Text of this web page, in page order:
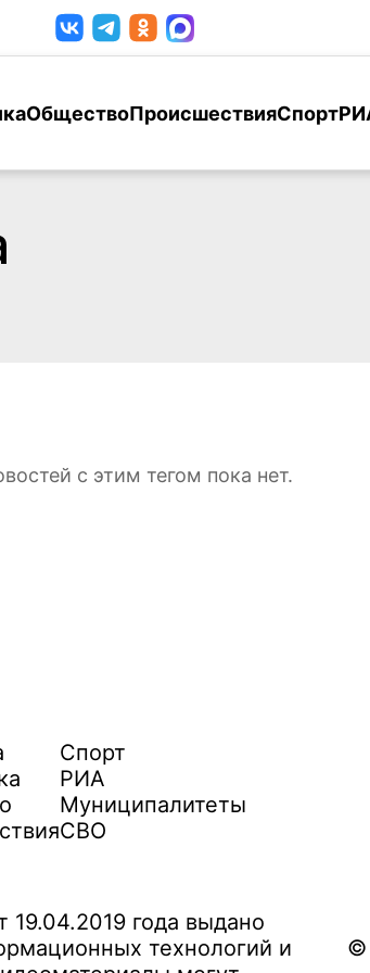
ОбществоПроисшествияСпорт
с этим тегом пока нет.
Спорт
РИА
Муниципалитеты
СВО
года выдано
технологий и
©